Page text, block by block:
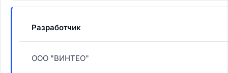
Разработчик
ООО "ВИНТЕО"